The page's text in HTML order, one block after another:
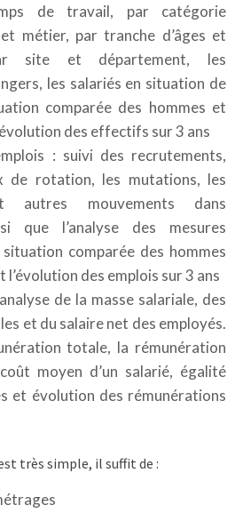
de travail, par catégorie
métier, par tranche d’âges et
site et département, les
les salariés en situation de
comparée des hommes et
des effectifs sur 3 ans
: suivi des recrutements,
de rotation, les mutations, les
autres mouvements dans
que l’analyse des mesures
comparée des hommes
l’évolution des emplois sur 3 ans
de la masse salariale, des
et du salaire net des employés.
totale, la rémunération
moyen d’un salarié, égalité
et évolution des rémunérations
très simple, il suffit de :